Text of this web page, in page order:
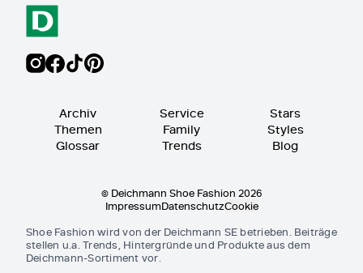
Archiv
Themen
Glossar
Service
Family
Trends
Stars
Styles
Blog
© Deichmann Shoe Fashion 2026
ImpressumDatenschutzCookie
Shoe Fashion wird von der Deichmann SE betrieben. Beiträge
stellen u.a. Trends, Hintergründe und Produkte aus dem
Deichmann-Sortiment vor.